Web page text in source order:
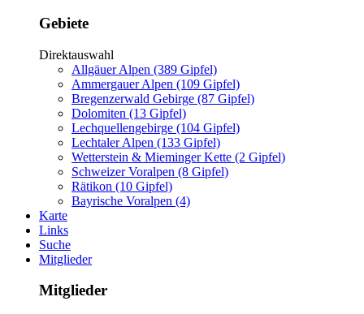
Gebiete
Direktauswahl
Allgäuer Alpen (389 Gipfel)
Ammergauer Alpen (109 Gipfel)
Bregenzerwald Gebirge (87 Gipfel)
Dolomiten (13 Gipfel)
Lechquellengebirge (104 Gipfel)
Lechtaler Alpen (133 Gipfel)
Wetterstein & Mieminger Kette (2 Gipfel)
Schweizer Voralpen (8 Gipfel)
Rätikon (10 Gipfel)
Bayrische Voralpen (4)
Karte
Links
Suche
Mitglieder
Mitglieder